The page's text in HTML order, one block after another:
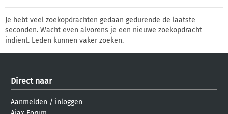
Je hebt veel zoekopdrachten gedaan gedurende de laatste
seconden. Wacht even alvorens je een nieuwe zoekopdracht
indient. Leden kunnen vaker zoeken.
Direct naar
Aanmelden / inloggen